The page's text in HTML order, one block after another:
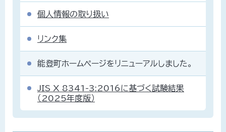
個人情報の取り扱い
リンク集
能登町ホームページをリニューアルしました。
JIS X 8341-3:2016に基づく試験結果
（2025年度版）